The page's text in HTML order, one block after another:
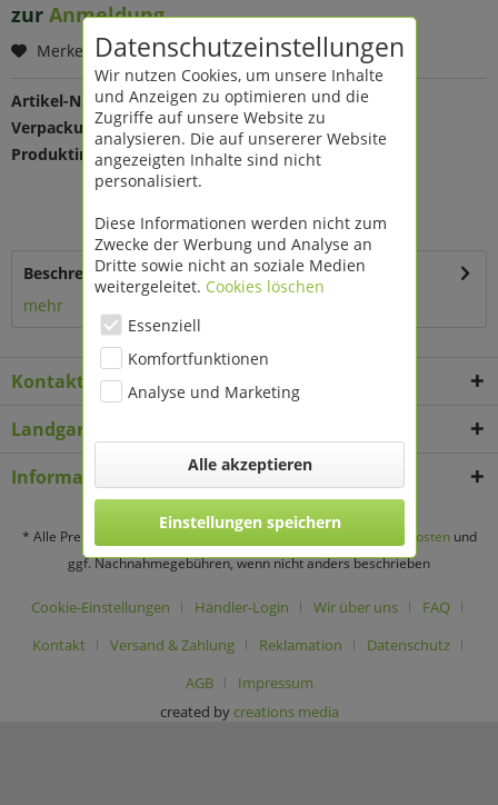
zur Anmeldung.
Merken
Artikel-Nr.:
206938
Verpackungseinheit:
1 St
Produktinfo:
Farbe: rosa irisierend
Maße: Ø 12 H 18 cm
mit Blattmotiv
Beschreibung
mehr
Kontakt
Landgard Deko & Floristikbedarf
Informationen
* Alle Preise verstehen sich zzgl. Mehrwertsteuer und Versandkostenund
ggf. Nachnahmegebühren, wenn nicht anders beschrieben
Cookie-Einstellungen Händler-Login Wir über uns
FAQ
Kontakt
Versand & Zahlung Reklamation
Datenschutz
AGB
Impressum
created by creations media
Datenschutzeinstellungen
Wir nutzen Cookies, um unsere Inhalte
und Anzeigen zu optimieren und die
Zugriffe auf unsere Website zu
analysieren. Die auf unsererer Website
angezeigten Inhalte sind nicht
personalisiert.
Diese Informationen werden nicht zum
Zwecke der Werbung und Analyse an
Dritte sowie nicht an soziale Medien
weitergeleitet. Cookies löschen
Essenziell
Komfortfunktionen
Analyse und Marketing
Alle akzeptieren
Einstellungen speichern